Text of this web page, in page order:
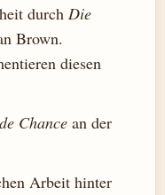
durchDie
Brown.
diesen
Chance an der
Arbeit hinter